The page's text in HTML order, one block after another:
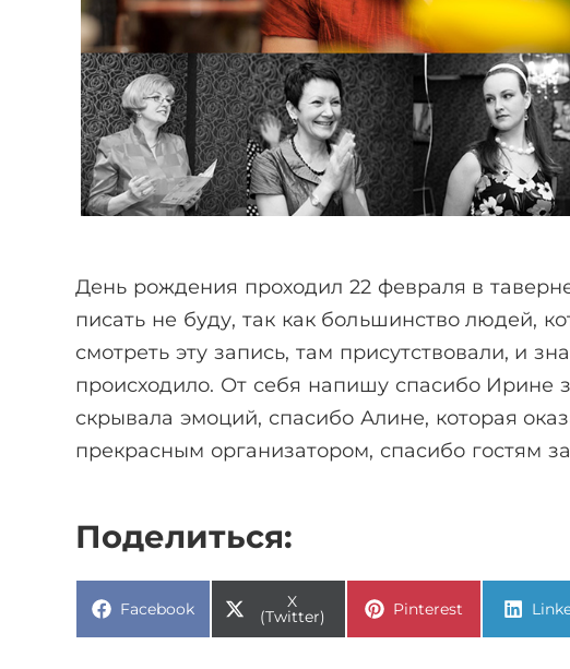
День рождения проходил 22 февраля в
писать не буду, так как большинство людей,
смотреть эту запись, там присутствовали, и
происходило. От себя напишу спасибо Ирине
скрывала эмоций, спасибо Алине, которая
прекрасным организатором, спасибо гостям
Поделиться:
Facebook X
(Twitter) Pinterest